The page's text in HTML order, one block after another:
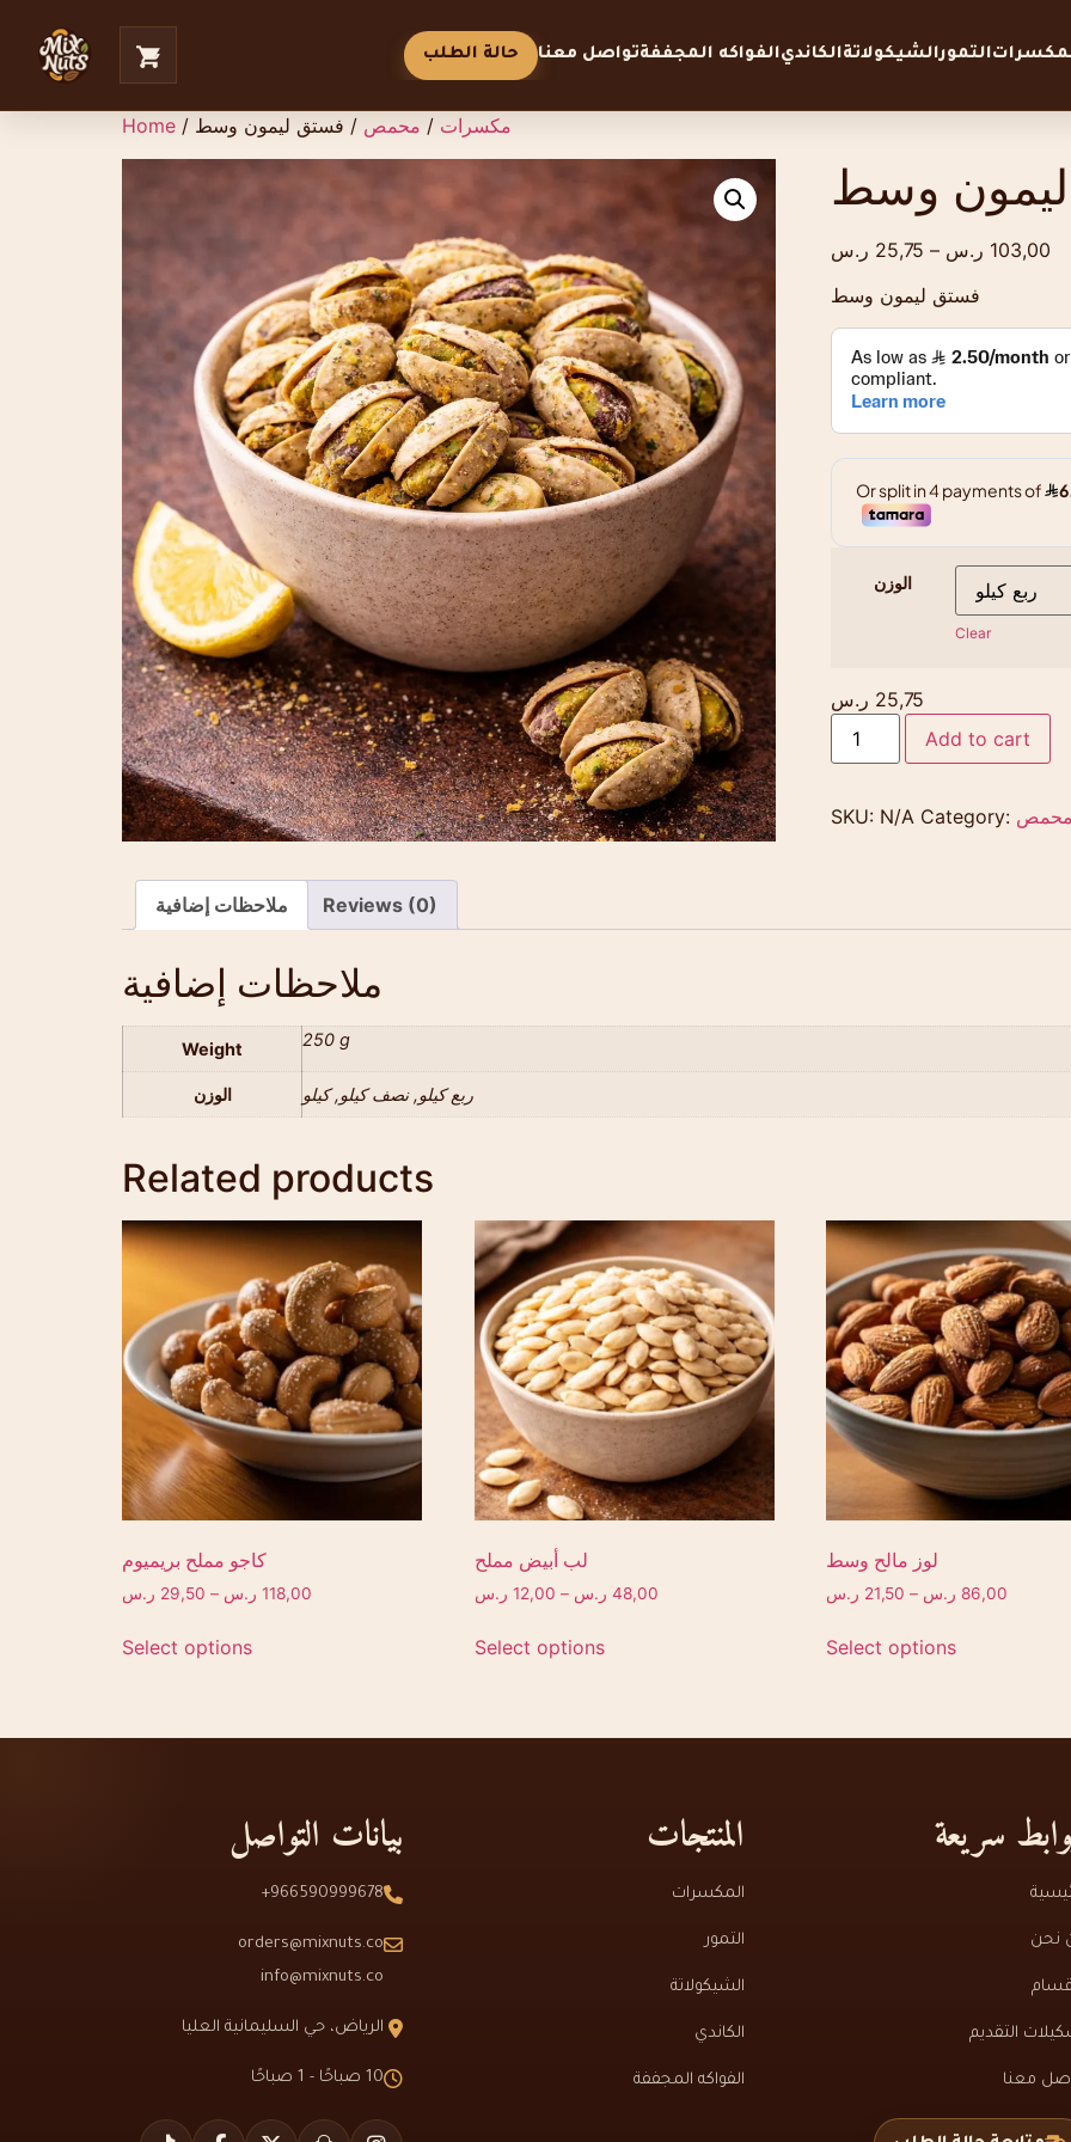
التمورالشيكولاتةالكانديالفواكه المجففةتواصل معنا حالة الطلب
Home / مكسرات / محمص / فستق ليمون وسط
وسط
25,75 ر.س – 103,00 ر.س
فستق ليمون وسط
الوزن
Clear
25,75 ر.س
Add to cart
SKU: N/A Category:
ملاحظات إضافية Reviews (0)
ملاحظات إضافية
Weight 250 g
الوزن ربع كيلو, نصف كيلو, كيلو
Related products
كاجو مملح بريميوم
29,50 ر.س – 118,00 ر.س
Select options
لب أبيض مملح
12,00 ر.س – 48,00 ر.س
Select options
لوز مالح وسط
21,50 ر.س – 86,00 ر.س
Select options
سريعة
نحن
التقديم
معنا
المنتجات
المكسرات
التمور
الشيكولاتة
الكاندي
الفواكه المجففة
بيانات التواصل
966590999678+
orders@mixnuts.co
info@mixnuts.co
الرياض، حي السليمانية العليا
10 صباحًا - 1 صباحًا